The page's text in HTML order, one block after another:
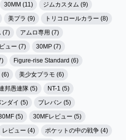
30MM (11)
ジムカスタム (9)
美プラ (9)
トリコロールカラー (8)
(7)
アムロ専用 (7)
ュー (7)
30MP (7)
Figure-rise Standard (6)
(6)
美少女プラモ (6)
邦愚連隊 (5)
NT-1 (5)
ダイ (5)
プレバン (5)
(5)
30MFレビュー (5)
レビュー (4)
ポケットの中の戦争 (4)